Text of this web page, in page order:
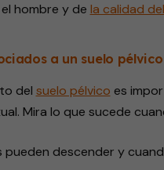
hombre y de la calidad
a un suelo
del suelo pélvico es
Mira lo que sucede
pueden descender y